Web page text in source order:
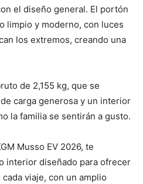
el diseño general. El portón
limpio y moderno, con luces
los extremos, creando una
de 2,155 kg, que se
carga generosa y un interior
la familia se sentirán a gusto.
Musso EV 2026, te
interior diseñado para ofrecer
viaje, con un amplio